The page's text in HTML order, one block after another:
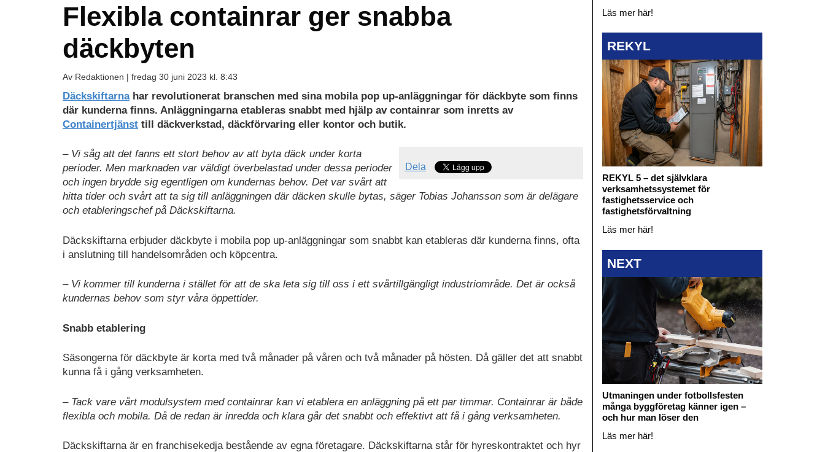
Flexibla containrar ger snabba
däckbyten
Av Redaktionen | fredag 30 juni 2023 kl. 8:43
Däckskiftarnahar revolutionerat branschen med sina mobila pop up-anläggningar för däckbyte som finns
där kunderna finns. Anläggningarna etableras snabbt med hjälp av containrar som inretts av
Containertjänst till däckverkstad, däckförvaring eller kontor och butik.
Dela
– Vi såg att det fanns ett stort behov av att byta däck under korta
perioder. Men marknaden var väldigt överbelastad under dessa perioder
och ingen brydde sig egentligen om kundernas behov. Det var svårt att
hitta tider och svårt att ta sig till anläggningen där däcken skulle bytas, säger Tobias Johansson som är delägare
och etableringschef på Däckskiftarna.
Däckskiftarna erbjuder däckbyte i mobila pop up-anläggningar som snabbt kan etableras där kunderna finns, ofta
i anslutning till handelsområden och köpcentra.
– Vi kommer till kunderna i stället för att de ska leta sig till oss i ett svårtillgängligt industriområde. Det är också
kundernas behov som styr våra öppettider.
Snabb etablering
Säsongerna för däckbyte är korta med två månader på våren och två månader på hösten. Då gäller det att snabbt
kunna få i gång verksamheten.
– Tack vare vårt modulsystem med containrar kan vi etablera en anläggning på ett par timmar. Containrar är både
flexibla och mobila. Då de redan är inredda och klara går det snabbt och effektivt att få i gång verksamheten.
Däckskiftarna är en franchisekedja bestående av egna företagare. Däckskiftarna står för hyreskontraktet och hyr
Läs mer här!
REKYL
REKYL 5 – det självklara
verksamhetssystemet för
fastighetsservice och
fastighetsförvaltning
Läs mer här!
NEXT
Utmaningen under fotbollsfesten
många byggföretag känner igen –
och hur man löser den
Läs mer här!